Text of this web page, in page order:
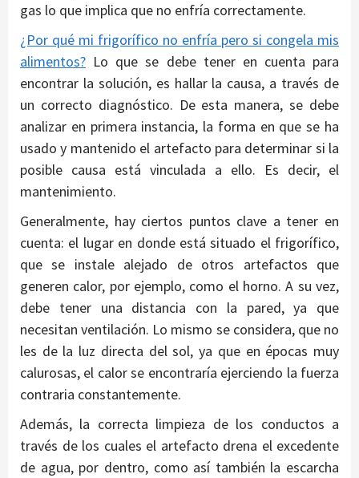
gas lo que implica que no enfría correctamente.
¿Por qué mi frigorífico no enfría pero si congela mis
alimentos? Lo que se debe tener en cuenta para
encontrar la solución, es hallar la causa, a través de
un correcto diagnóstico. De esta manera, se debe
analizar en primera instancia, la forma en que se ha
usado y mantenido el artefacto para determinar si la
posible causa está vinculada a ello. Es decir, el
mantenimiento.
Generalmente, hay ciertos puntos clave a tener en
cuenta: el lugar en donde está situado el frigorífico,
que se instale alejado de otros artefactos que
generen calor, por ejemplo, como el horno. A su vez,
debe tener una distancia con la pared, ya que
necesitan ventilación. Lo mismo se considera, que no
les de la luz directa del sol, ya que en épocas muy
calurosas, el calor se encontraría ejerciendo la fuerza
contraria constantemente.
Además, la correcta limpieza de los conductos a
través de los cuales el artefacto drena el excedente
de agua, por dentro, como así también la escarcha